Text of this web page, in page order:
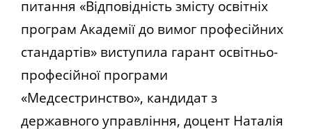
питання «Відповідність змісту освітніх
програм Академії до вимог професійних
стандартів» виступила гарант освітньо-
професійної програми
«Медсестринство», кандидат з
державного управління, доцент Наталія